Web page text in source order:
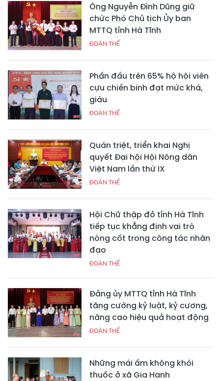
Ông Nguyễn Đình Dũng giữ
chức Phó Chủ tịch Ủy ban
MTTQ tỉnh Hà Tĩnh
ĐOÀN THỂ
Phấn đấu trên 65% hộ hội viên
cựu chiến binh đạt mức khá,
giàu
ĐOÀN THỂ
Quán triệt, triển khai Nghị
quyết Đại hội Hội Nông dân
Việt Nam lần thứ IX
ĐOÀN THỂ
Hội Chữ thập đỏ tỉnh Hà Tĩnh
tiếp tục khẳng định vai trò
nòng cốt trong công tác nhân
đạo
ĐOÀN THỂ
Đảng ủy MTTQ tỉnh Hà Tĩnh
tăng cường kỷ luật, kỷ cương,
nâng cao hiệu quả hoạt động
ĐOÀN THỂ
Những mái ấm không khói
thuốc ở xã Gia Hanh